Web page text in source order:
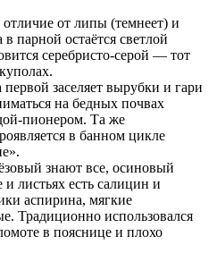
от липы (темнеет) и
парной остаётся светлой
серебристо-серой — тот
заселяет вырубки и гари
на бедных почвах
пионером. Та же
в банном цикле
знают все, осиновый
листьях есть салицин и
аспирина, мягкие
Традиционно использовался
в пояснице и плохо